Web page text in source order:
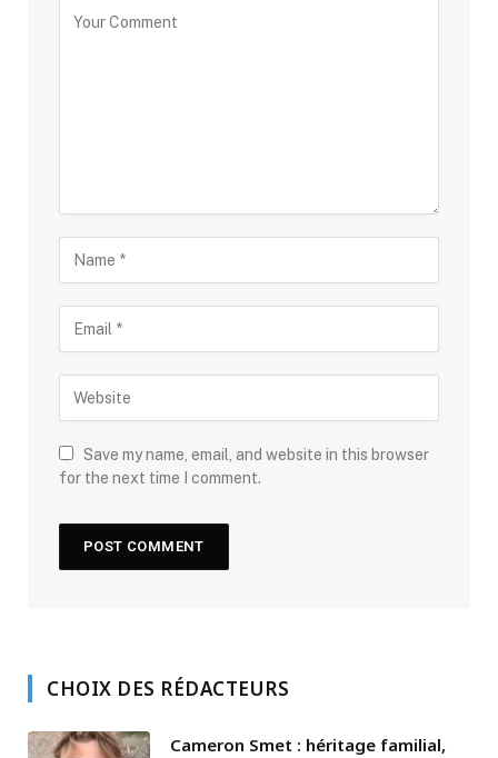
Save my name, email, and website in this browser
for the next time I comment.
CHOIX DES RÉDACTEURS
Cameron Smet : héritage familial,